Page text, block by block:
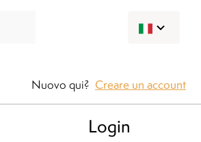
Nuovo qui? Creare un account
Login